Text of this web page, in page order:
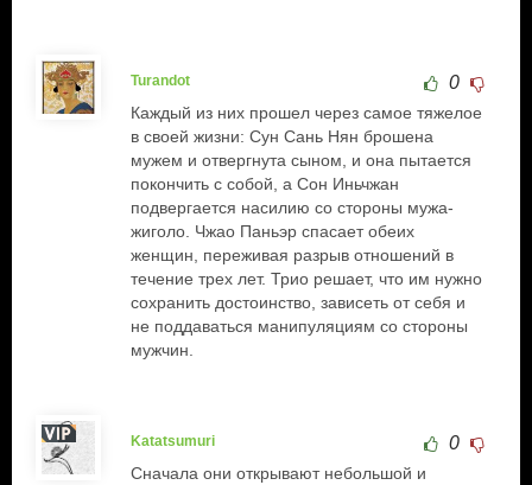
Turandot 0
Каждый из них прошел через самое тяжелое
в своей жизни: Сун Сань Нян брошена
мужем и отвергнута сыном, и она пытается
покончить с собой, а Сон Иньчжан
подвергается насилию со стороны мужа-
жиголо. Чжао Паньэр спасает обеих
женщин, переживая разрыв отношений в
течение трех лет. Трио решает, что им нужно
сохранить достоинство, зависеть от себя и
не поддаваться манипуляциям со стороны
мужчин.
Katatsumuri 0
Сначала они открывают небольшой и